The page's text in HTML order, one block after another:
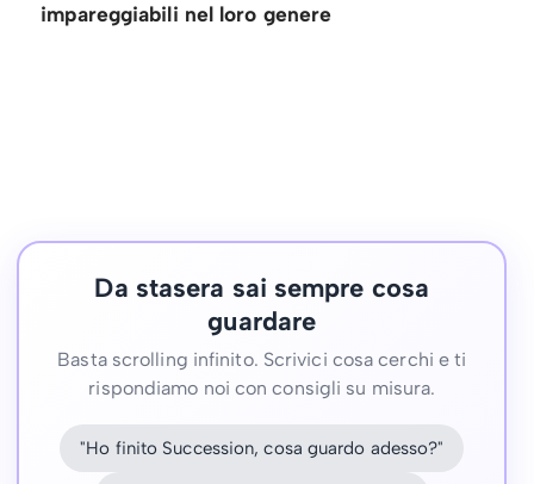
impareggiabili nel loro genere
Da stasera sai sempre cosa
guardare
Basta scrolling infinito. Scrivici cosa cerchi e ti
rispondiamo noi con consigli su misura.
"Ho finito Succession, cosa guardo adesso?"